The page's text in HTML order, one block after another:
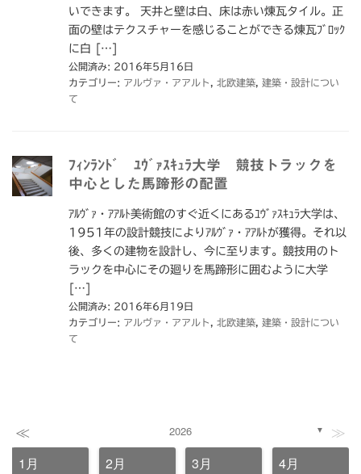
いできます。 天井と壁は白、床は赤い煉瓦タイル。正
面の壁はテクスチャーを感じることができる煉瓦ﾌﾞﾛｯｸ
に白 […]
公開済み: 2016年5月16日
カテゴリー: アルヴァ・アアルト 北欧建築
建築・設計につい
て
ﾌｨﾝﾗﾝﾄﾞ ﾕｳﾞｧｽｷｭﾗ大学 競技トラックを
中心とした馬蹄形の配置
ｱﾙｳﾞｧ・ｱｱﾙﾄ美術館のすぐ近くにあるﾕｳﾞｧｽｷｭﾗ大学は、
1951年の設計競技によりｱﾙｳﾞｧ・ｱｱﾙﾄが獲得。それ以
後、多くの建物を設計し、今に至ります。競技用のト
ラックを中心にその廻りを馬蹄形に囲むように大学
[…]
公開済み: 2016年6月19日
カテゴリー: アルヴァ・アアルト 北欧建築
建築・設計につい
て
≪ 2026 ▼ ≫
1月 2月 3月 4月